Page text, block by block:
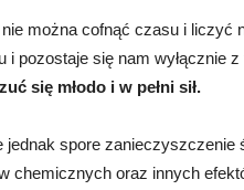
można cofnąć czasu i liczyć
i pozostaje się nam wyłącznie
się młodo i w pełni sił.
jednak spore zanieczyszczenie
chemicznych oraz innych